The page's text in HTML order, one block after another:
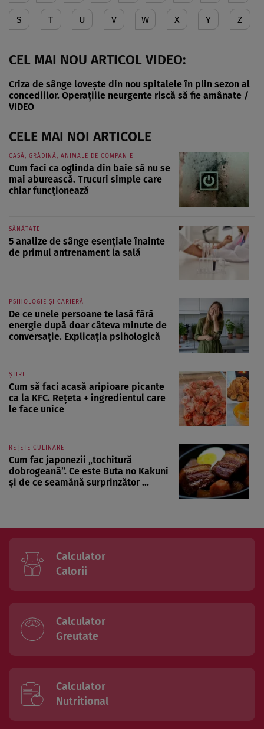
S T U V W X Y Z
CEL MAI NOU ARTICOL VIDEO:
Criza de sânge lovește din nou spitalele în plin sezon al
concediilor. Operațiile neurgente riscă să fie amânate /
VIDEO
CELE MAI NOI ARTICOLE
CASĂ, GRĂDINĂ, ANIMALE DE COMPANIE
Cum faci ca oglinda din baie să nu se
mai aburească. Trucuri simple care
chiar funcționează
SĂNĂTATE
5 analize de sânge esențiale înainte
de primul antrenament la sală
PSIHOLOGIE ȘI CARIERĂ
De ce unele persoane te lasă fără
energie după doar câteva minute de
conversație. Explicația psihologică
ȘTIRI
Cum să faci acasă aripioare picante
ca la KFC. Rețeta + ingredientul care
le face unice
REȚETE CULINARE
Cum fac japonezii „tochitură
dobrogeană”. Ce este Buta no Kakuni
și de ce seamănă surprinzător ...
Calculator
Calorii
Calculator
Greutate
Calculator
Nutritional